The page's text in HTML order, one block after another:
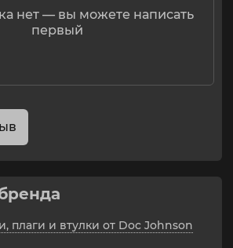
без фталатов,
см
упаковку)
нет — вы можете написать
первый
плаги и втулки от Doc Johnson